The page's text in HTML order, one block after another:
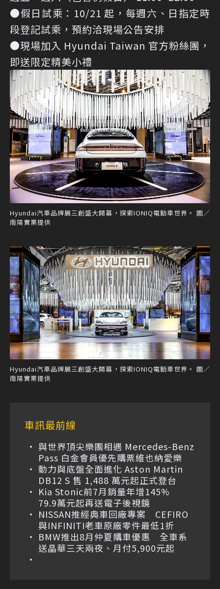
●假日試乘：10/21 起，每週六、日指定時
段登記試乘，預約洽現場公告安排
●現場加入 Hyundai Taiwan 官方粉絲團，
即送限定精美小禮
Hyundai汽車品牌展三創盛大開幕，探索IONIQ電動車世界。 圖／
南陽實業提供
Hyundai汽車品牌展三創盛大開幕，探索IONIQ電動車世界。 圖／
南陽實業提供
車訊最前線
與世界頂尖樂團相遇 Mercedes-Benz
Pass 白金會員優先購票維也納愛樂
動力與底盤全面進化 Aston Martin
DB12 S 售 1,488 萬元起正式登台
Kia Stonic前7月銷量年增145%
79.9萬元起再送電子後視鏡
NISSAN推經典車回廠專案 CEFIRO
與INFINITI老車原廠零件最低1折
BMW推出8月仲夏購車優惠 全車系
送晶華三天兩夜、月付5,900元起